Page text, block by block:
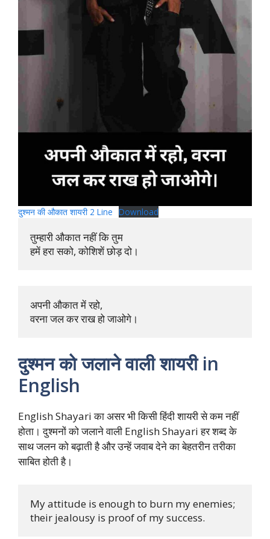
दुश्मन की औकात शायरी 2 Line Download
तुम्हारी औकात नहीं कि तुम
हमें हरा सको, कोशिशें छोड़ दो।
अपनी औकात में रहो,
वरना जल कर राख हो जाओगे।
दुश्मन को जलाने वाली शायरी in
English
English Shayari का असर भी किसी हिंदी शायरी से कम नहीं
होता। दुश्मनों को जलाने वाली English Shayari हर शब्द के
साथ जलन को बढ़ाती है और उन्हें जवाब देने का बेहतरीन तरीका
साबित होती है।
My attitude is enough to burn my enemies;
their jealousy is proof of my success.